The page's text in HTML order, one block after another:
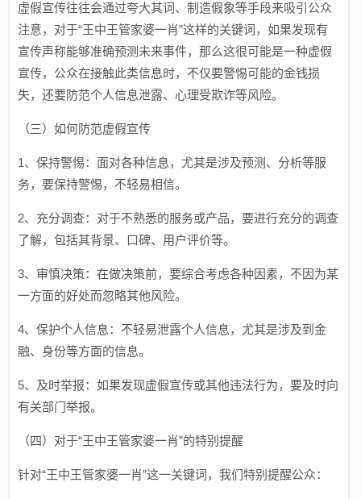
虚假宣传往往会通过夸大其词、制造假象等手段来吸引公众
注意，对于“王中王管家婆一肖”这样的关键词，如果发现有
宣传声称能够准确预测未来事件，那么这很可能是一种虚假
宣传，公众在接触此类信息时，不仅要警惕可能的金钱损
失，还要防范个人信息泄露、心理受欺诈等风险。
（三）如何防范虚假宣传
1、保持警惕：面对各种信息，尤其是涉及预测、分析等服
务，要保持警惕，不轻易相信。
2、充分调查：对于不熟悉的服务或产品，要进行充分的调查
了解，包括其背景、口碑、用户评价等。
3、审慎决策：在做决策前，要综合考虑各种因素，不因为某
一方面的好处而忽略其他风险。
4、保护个人信息：不轻易泄露个人信息，尤其是涉及到金
融、身份等方面的信息。
5、及时举报：如果发现虚假宣传或其他违法行为，要及时向
有关部门举报。
（四）对于“王中王管家婆一肖”的特别提醒
针对“王中王管家婆一肖”这一关键词，我们特别提醒公众：